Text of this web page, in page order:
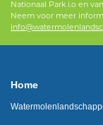
Nationaal Park i.o en
Neem voor meer
Home